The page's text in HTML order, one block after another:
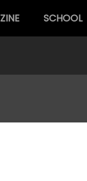
SCHOOL